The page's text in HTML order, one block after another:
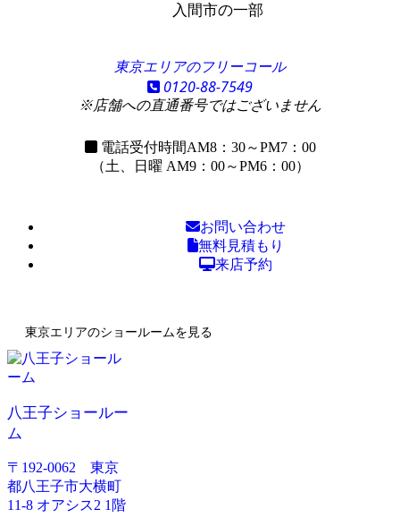
入間市の一部
東京エリアのフリーコール
0120-88-7549
※店舗への直通番号ではございません
電話受付時間AM8：30～PM7：00
（土、日曜 AM9：00～PM6：00）
お問い合わせ
無料見積もり
来店予約
東京エリアのショールームを見る
八王子ショールー
ム
〒192-0062 東京
都八王子市大横町
11-8 オアシス2 1階